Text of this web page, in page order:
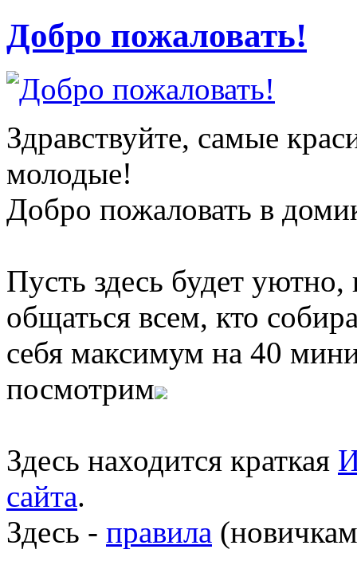
Добро пожаловать!
Здравствуйте, самые
молодые!
Добро пожаловать в
Пусть здесь будет
общаться всем, кто
себя максимум на 40
посмотрим
Здесь находится краткая
сайта.
Здесь - правила